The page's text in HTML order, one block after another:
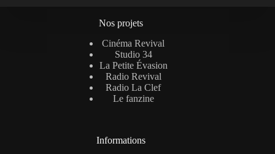
Nos projets
Cinéma Revival
Studio 34
La Petite Évasion
Radio Revival
Radio La Clef
Le fanzine
Informations